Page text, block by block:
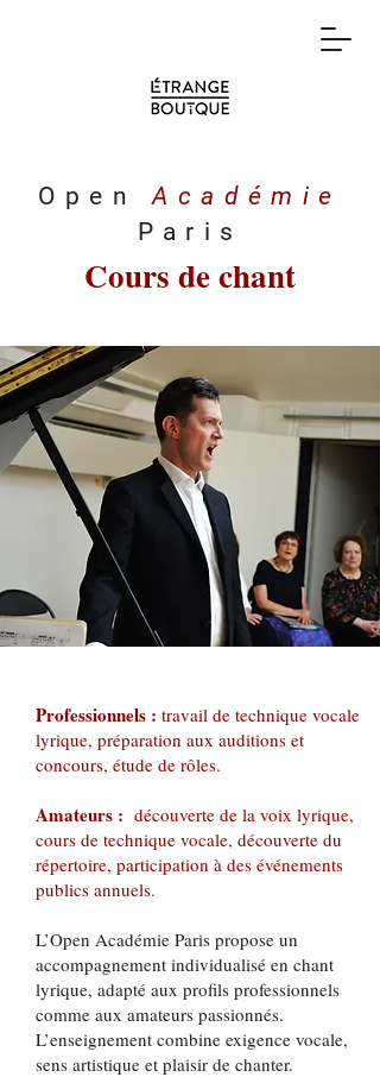
OpenAcadémie
Paris
Cours de chant
Professionnels : travail de technique vocale
lyrique, préparation aux auditions et
concours, étude de rôles.
Amateurs : découverte de la voix lyrique,
cours de technique vocale, découverte du
répertoire, participation à des événements
publics annuels.
L’Open Académie Paris propose un
accompagnement individualisé en chant
lyrique, adapté aux profils professionnels
comme aux amateurs passionnés.
L’enseignement combine exigence vocale,
sens artistique et plaisir de chanter.